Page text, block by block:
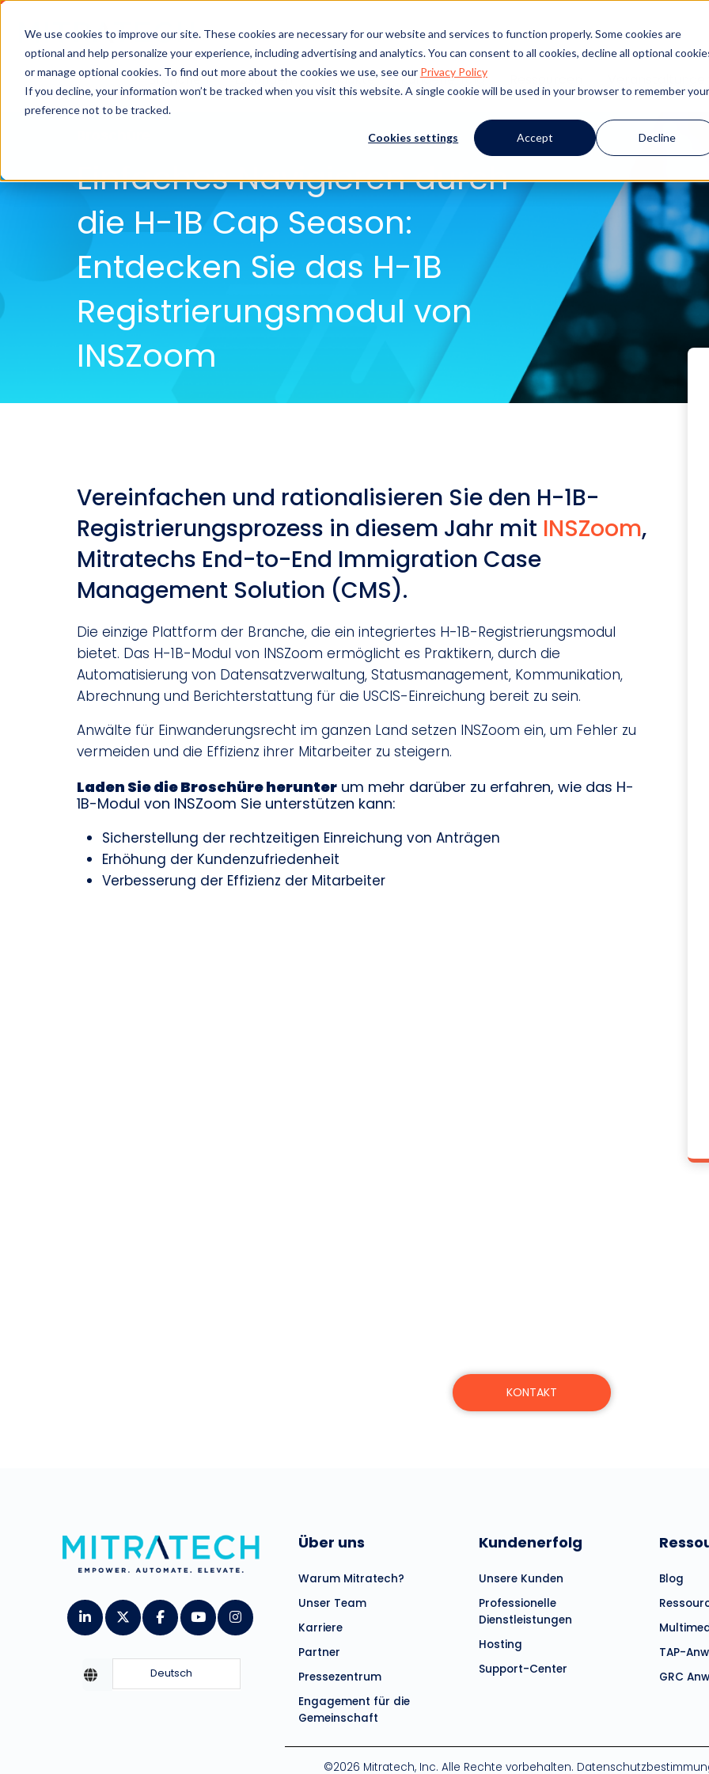
We use cookies to improve our site. These cookies are necessary for our website and services to function properly. Some cookies are
optional and help personalize your experience, including advertising and analytics. You can consent to all cookies, decline all optional
or manage optional cookies. To find out more about the cookies we use, see our Privacy Policy
If you decline, your information won’t be tracked when you visit this website. A single cookie will be used in your browser to remember your
preference not to be tracked.
Cookies settings Accept Decline
Branchen Lösungen Produkte Kundenerfolg
Einfaches Navigieren durch
die H-1B Cap Season:
Entdecken Sie das H-1B
Registrierungsmodul von
INSZoom
Vereinfachen und rationalisieren Sie den H-1B-
Registrierungsprozess in diesem Jahr mit INSZoom,
Mitratechs End-to-End Immigration Case
Management Solution (CMS).
Die einzige Plattform der Branche, die ein integriertes H-1B-Registrierungsmodul
bietet. Das H-1B-Modul von INSZoom ermöglicht es Praktikern, durch die
Automatisierung von Datensatzverwaltung, Statusmanagement, Kommunikation,
Abrechnung und Berichterstattung für die USCIS-Einreichung bereit zu sein.
Anwälte für Einwanderungsrecht im ganzen Land setzen INSZoom ein, um Fehler zu
vermeiden und die Effizienz ihrer Mitarbeiter zu steigern.
Laden Sie die Broschüre herunter um mehr darüber zu erfahren, wie das H-
1B-Modul von INSZoom Sie unterstützen kann:
Sicherstellung der rechtzeitigen Einreichung von Anträgen
Erhöhung der Kundenzufriedenheit
Verbesserung der Effizienz der Mitarbeiter
KONTAKT
Deutsch
Über uns
Warum Mitratech?
Unser Team
Karriere
Partner
Pressezentrum
Engagement für die
Gemeinschaft
Kundenerfolg
Unsere Kunden
Professionelle
Dienstleistungen
Hosting
Support-Center
Blog
TAP-
GRC
©2026 Mitratech, Inc. Alle Rechte vorbehalten.